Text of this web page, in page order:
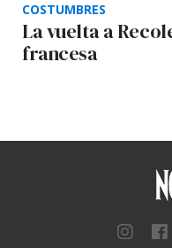
COSTUMBRES
La vuelta a
francesa